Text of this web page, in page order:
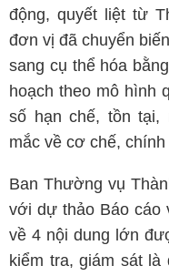
động, quyết liệt từ
đơn vị đã chuyển
sang cụ thể hóa
hoạch theo mô hình
số hạn chế, tồn tại,
mắc về cơ chế, chính
Ban Thường vụ
với dự thảo Báo cáo
về 4 nội dung lớn
kiểm tra, giám sát